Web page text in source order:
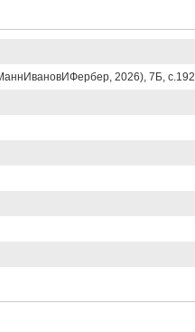
2026), 7Б, c.192